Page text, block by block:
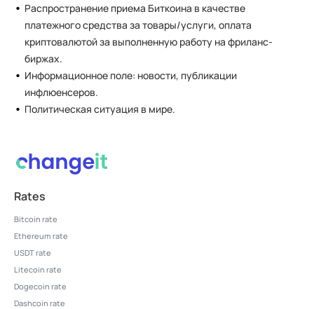
Распространение приема Биткоина в качестве
платежного средства за товары/услуги, оплата
криптовалютой за выполненную работу на фриланс-
биржах.
Информационное поле: новости, публикации
инфлюенсеров.
Политическая ситуация в мире.
Rates
Bitcoin rate
Ethereum rate
USDT rate
Litecoin rate
Dogecoin rate
Dashcoin rate